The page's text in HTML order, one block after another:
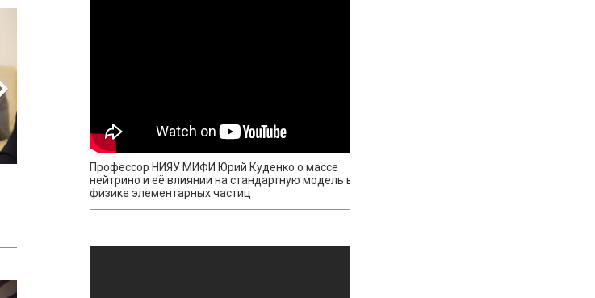
Профессор НИЯУ МИФИ Юрий Куденко о массе
нейтрино и её влиянии на стандартную модель в
физике элементарных частиц